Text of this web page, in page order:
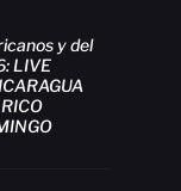
y del
LIVE